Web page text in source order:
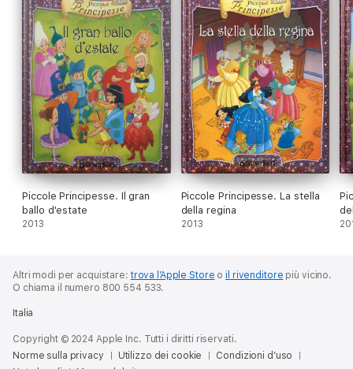
Piccole Principesse. Il gran
ballo d'estate
2013
Piccole Principesse. La stella
della regina
2013
Altri modi per acquistare:trova l’Apple Store oil rivenditore più vicino.
O chiama il numero 800 554 533.
Italia
Copyright © 2024 Apple Inc. Tutti i diritti riservati.
Norme sulla privacy
Utilizzo dei cookie
Condizioni d’uso